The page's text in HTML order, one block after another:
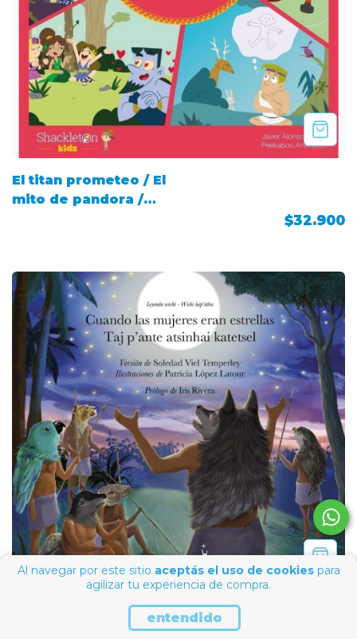
Al navegar por este sitio aceptás el uso de cookiespara
agilizar tu experiencia de compra.
entendido
El titan prometeo / El
mito de pandora /
$32.900
Cuando las mujeres